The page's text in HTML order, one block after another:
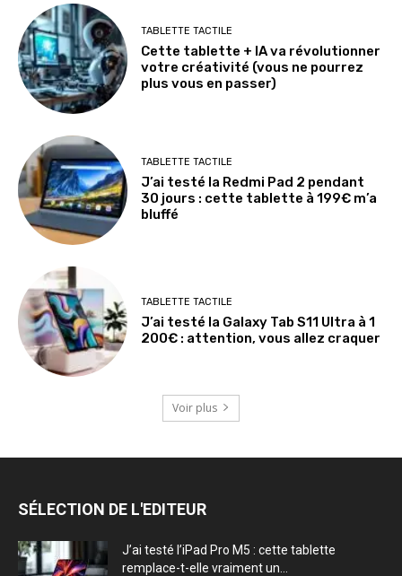
TABLETTE TACTILE
Cette tablette + IA va révolutionner
votre créativité (vous ne pourrez
plus vous en passer)
TABLETTE TACTILE
J’ai testé la Redmi Pad 2 pendant
30 jours : cette tablette à 199€ m’a
bluffé
TABLETTE TACTILE
J’ai testé la Galaxy Tab S11 Ultra à 1
200€ : attention, vous allez craquer
Voir plus
SÉLECTION DE L'EDITEUR
J’ai testé l’iPad Pro M5 : cette tablette
remplace-t-elle vraiment un...